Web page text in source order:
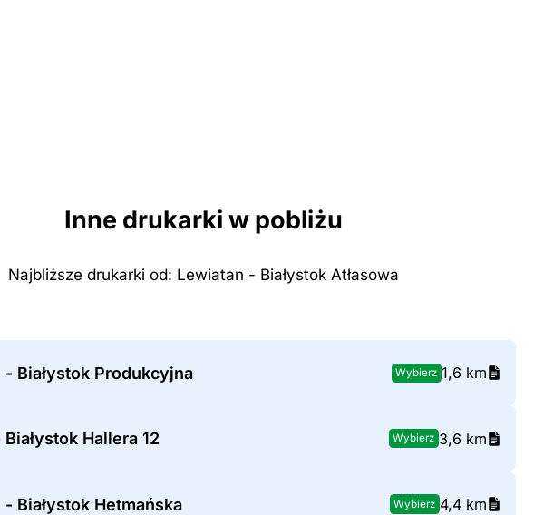
Inne drukarki w pobliżu
Najbliższe drukarki od: Lewiatan - Białystok Atłasowa
- Białystok Produkcyjna Wybierz 1,6 km
Hallera 12 Wybierz 3,6 km
- Białystok Hetmańska Wybierz 4,4 km